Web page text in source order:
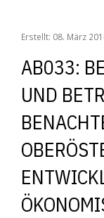
Erstellt: 08. März
AB033:
UND